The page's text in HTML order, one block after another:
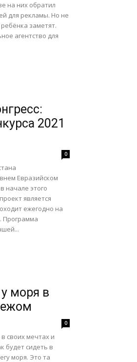
на них обратил
для рекламы. Но не
заметят.
агентство для
2021
0
Евразийском
начале этого
является
ежегодно на
Программа
моря в
0
своих мечтах и
будет сидеть в
моря. Это та